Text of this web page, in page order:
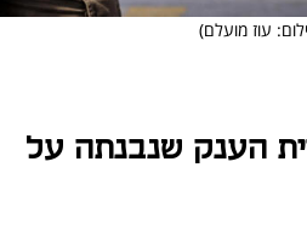
עוז מועלם)
הענק שנבנתה על